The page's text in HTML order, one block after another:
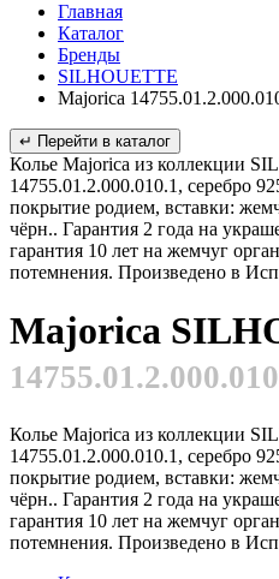
Главная
Каталог
Бренды
SILHOUETTE
Majorica
↵ Перейти в каталог
Колье Majorica из коллекции
14755.01.2.000.010.1, серебро
покрытие родием, вставки:
чёрн.. Гарантия 2 года на
гарантия 10 лет на жемчуг
потемнения. Произведено в
Majorica
Колье Majorica из коллекции
14755.01.2.000.010.1, серебро
покрытие родием, вставки:
чёрн.. Гарантия 2 года на
гарантия 10 лет на жемчуг
потемнения. Произведено в